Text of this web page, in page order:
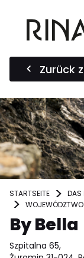
Zurück
STARTSEITE DAS
By Bella
Szpitalna 65,